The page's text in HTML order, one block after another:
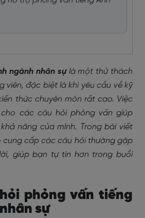
ngành nhân sựlà một thử thách
viên, đặc biệt là khi yêu cầu về kỹ
thức chuyên môn rất cao. Việc
các câu hỏi phỏng vấn giúp
năng của mình. Trong bài viết
cung cấp các câu hỏi thường gặp
giúp bạn tự tin hơn trong buổi
phỏng vấn tiếng
sự